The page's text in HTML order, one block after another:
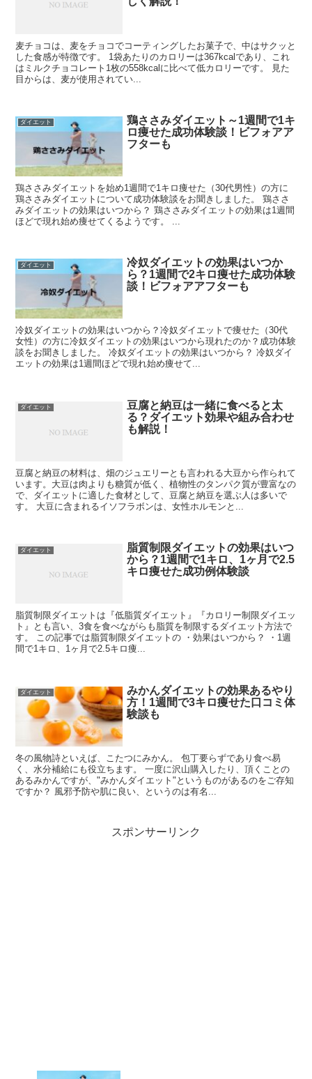
麦チョコは、麦をチョコでコーティングしたお菓子で、中はサクッと
した食感が特徴です。 1袋あたりのカロリーは367kcalであり、これ
はミルクチョコレート1枚の558kcalに比べて低カロリーです。 見た
目からは、麦が使用されてい...
ダイエット
鶏ささみダイエット～1週間で1キ
ロ痩せた成功体験談！ビフォアア
フターも
鶏ささみダイエットを始め1週間で1キロ痩せた（30代男性）の方に
鶏ささみダイエットについて成功体験談をお聞きしました。 鶏ささ
みダイエットの効果はいつから？ 鶏ささみダイエットの効果は1週間
ほどで現れ始め痩せてくるようです。 ...
ダイエット
冷奴ダイエットの効果はいつか
ら？1週間で2キロ痩せた成功体験
談！ビフォアアフターも
冷奴ダイエットの効果はいつから？冷奴ダイエットで痩せた（30代
女性）の方に冷奴ダイエットの効果はいつから現れたのか？成功体験
談をお聞きしました。 冷奴ダイエットの効果はいつから？ 冷奴ダイ
エットの効果は1週間ほどで現れ始め痩せて...
ダイエット
豆腐と納豆は一緒に食べると太
る？ダイエット効果や組み合わせ
も解説！
豆腐と納豆の材料は、畑のジュエリーとも言われる大豆から作られて
います。大豆は肉よりも糖質が低く、植物性のタンパク質が豊富なの
で、ダイエットに適した食材として、豆腐と納豆を選ぶ人は多いで
す。 大豆に含まれるイソフラボンは、女性ホルモンと...
ダイエット
脂質制限ダイエットの効果はいつ
から？1週間で1キロ、1ヶ月で2.5
キロ痩せた成功例体験談
脂質制限ダイエットは『低脂質ダイエット』『カロリー制限ダイエッ
ト』とも言い、3食を食べながらも脂質を制限するダイエット方法で
す。 この記事では脂質制限ダイエットの ・効果はいつから？ ・1週
間で1キロ、1ヶ月で2.5キロ痩...
ダイエット
みかんダイエットの効果あるやり
方！1週間で3キロ痩せた口コミ体
験談も
冬の風物詩といえば、こたつにみかん。 包丁要らずであり食べ易
く、水分補給にも役立ちます。 一度に沢山購入したり、頂くことの
あるみかんですが、"みかんダイエット"というものがあるのをご存知
ですか？ 風邪予防や肌に良い、というのは有名...
スポンサーリンク